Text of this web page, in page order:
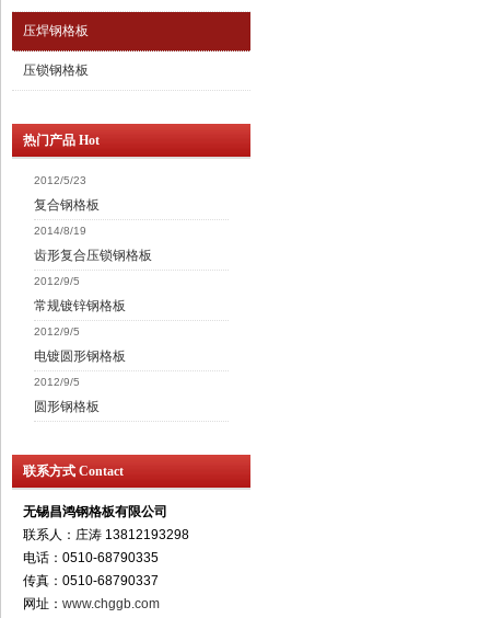
压焊钢格板
压锁钢格板
热门产品 Hot
2012/5/23
复合钢格板
2014/8/19
齿形复合压锁钢格板
2012/9/5
常规镀锌钢格板
2012/9/5
电镀圆形钢格板
2012/9/5
圆形钢格板
联系方式 Contact
无锡昌鸿钢格板有限公司
联系人：庄涛 13812193298
电话：0510-68790335
传真：0510-68790337
网址： www.chggb.com